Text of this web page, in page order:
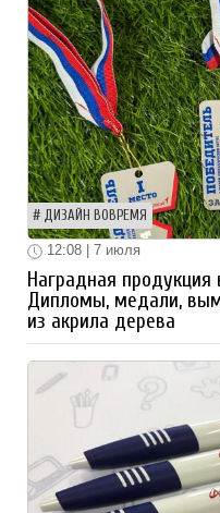
ДИЗАЙН ВОВРЕМЯ
12:08 | 7 июля
Наградная
Дипломы, медали,
из акрила дерева